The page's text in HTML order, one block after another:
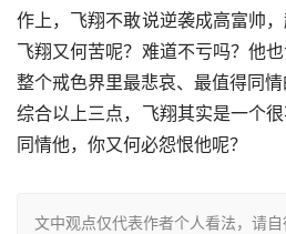
作上，飞翔不敢说逆袭成高富帅，
飞翔又何苦呢？难道不亏吗？他
整个戒色界里最悲哀、最值得同情
综合以上三点，飞翔其实是一个
同情他，你又何必怨恨他呢？
文中观点仅代表作者个人看法，请自